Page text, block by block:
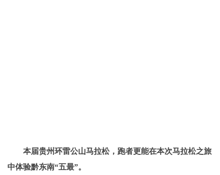
本届贵州环雷公山马拉松，跑者更能在本次马拉松之旅
中体验黔东南“五最”。